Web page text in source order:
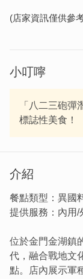
(店家資訊僅供參
小叮嚀
「八二三砲
標誌性美食！
介紹
餐點類型：異國
提供服務：內用/
位於金門金湖鎮
代，融合戰地文
點。店內展示軍